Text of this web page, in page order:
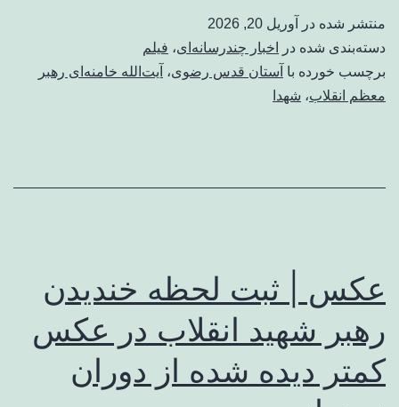
رونمایی
از
دستخط
رهبر
نسخهٔ
به
آستان
قدس
منتشر شده در
آوریل 20, 2026
دسته‌بندی شده در
اخبار چندرسانه‌ای، فیلم
برچسب خورده با آستان قدس رضوی، آیت‌الله خامنه‌ای رهبر
معظم انقلاب، شهدا
عکس | ثبت لحظه خندیدن
رهبر شهید انقلاب در عکس
کمتر دیده شده از دوران